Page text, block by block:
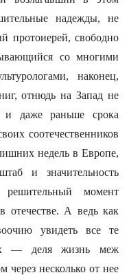
надежды, не
протоиерей, свободно
со многими
наконец,
отнюдь на Запад не
и даже раньше срока
соотечественников
недель в Европе,
и значительность
момент
отечестве. А ведь как
увидеть все те
— деля жизнь меж
несколько от нее